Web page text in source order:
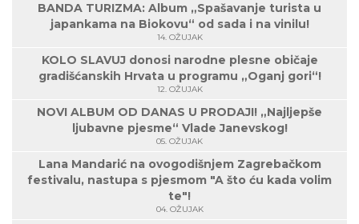
BANDA TURIZMA: Album „Spašavanje turista u
japankama na Biokovu“ od sada i na vinilu!
14. OŽUJAK
KOLO SLAVUJ donosi narodne plesne običaje
gradišćanskih Hrvata u programu „Oganj gori“!
12. OŽUJAK
NOVI ALBUM OD DANAS U PRODAJI! „Najljepše
ljubavne pjesme“ Vlade Janevskog!
05. OŽUJAK
Lana Mandarić na ovogodišnjem Zagrebačkom
festivalu, nastupa s pjesmom "A što ću kada volim
te"!
04. OŽUJAK